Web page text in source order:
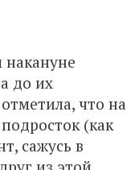
до их
что на
(как
сажусь в